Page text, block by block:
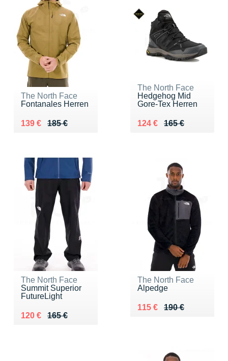
The North Face
Fontanales Herren
185 €
Au lieu de 185 €
139 €
Vendu 139 €
The North Face
Hedgehog Mid
Gore-Tex Herren
165 €
Au lieu de 165 €
124 €
Vendu 124 €
The North Face
Summit Superior
FutureLight
165 €
Au lieu de 165 €
120 €
Vendu 120 €
The North Face
Alpedge
190 €
Au lieu de 190 €
115 €
Vendu 115 €